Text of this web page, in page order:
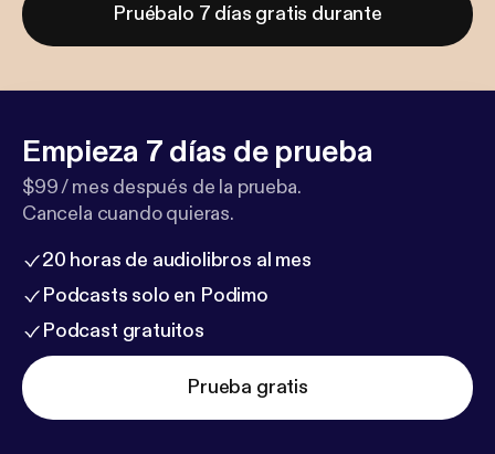
Pruébalo 7 días gratis durante
Empieza 7 días de prueba
$99 / mes después de la prueba.
Cancela cuando quieras.
20 horas de audiolibros al mes
Podcasts solo en Podimo
Podcast gratuitos
Prueba gratis